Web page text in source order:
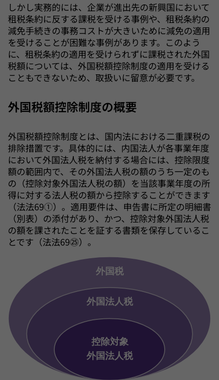
しかし実務的には、企業が進出先の新興国において
租税条約に反する課税を受ける事例や、租税条約の
減免手続きの事務コストが大きいために減免の適用
を受けることが困難な事例があります。このよう
に、租税条約の適用を受けられずに課税された外国
税額については、外国税額控除制度の適用を受ける
こともできないため、取扱いに留意が必要です。
外国税額控除制度の概要
外国税額控除制度とは、国内法における二重課税の
排除措置です。具体的には、内国法人が各事業年度
において外国法人税を納付する場合には、控除限度
額の範囲内で、その外国法人税の額のうち一定のも
の（控除対象外国法人税の額）を当該事業年度の所
得に対する法人税の額から控除することができます
（法法69①）。適用要件は、申告書に所定の明細書
（別表）の添付があり、かつ、控除対象外国法人税
の額を課されたことを証する書類を保存しているこ
とです（法法69㉕）。